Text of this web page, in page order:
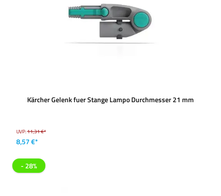
Kärcher Gelenk fuer Stange Lampo Durchmesser 21 mm
UVP:11,31 €*
8,57 €*
- 28%